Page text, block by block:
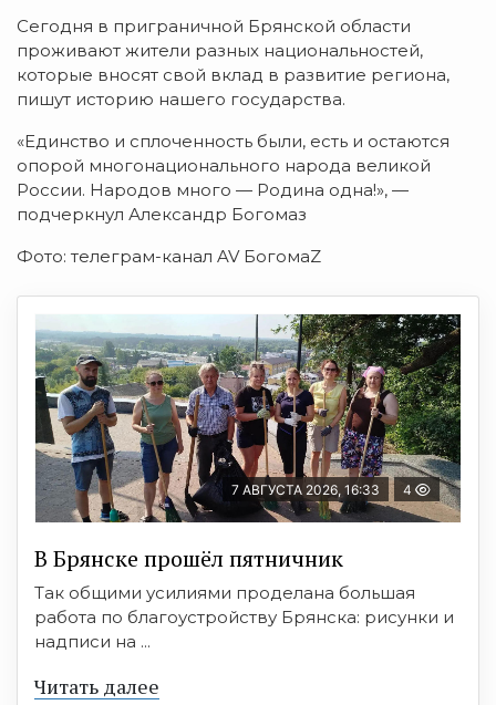
Сегодня в приграничной Брянской области
проживают жители разных национальностей,
которые вносят свой вклад в развитие региона,
пишут историю нашего государства.
«Единство и сплоченность были, есть и остаются
опорой многонационального народа великой
России. Народов много — Родина одна!», —
подчеркнул Александр Богомаз
Фото: телеграм-канал AV БогомаZ
7 АВГУСТА 2026, 16:33 4
В Брянске прошёл пятничник
Так общими усилиями проделана большая
работа по благоустройству Брянска: рисунки и
надписи на ...
Читать далее